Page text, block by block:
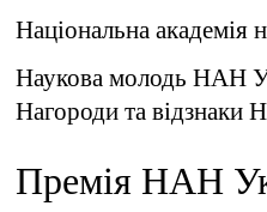
Національна академія
Наукова молодь НАН
Нагороди та відзнаки
Премія НАН